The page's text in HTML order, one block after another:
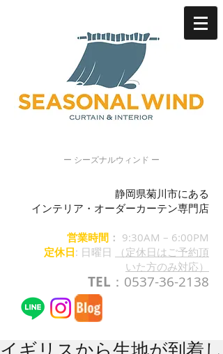
ー シーズナルウィンド ー
静岡県菊川市にある
インテリア・オーダーカーテン専門店
営業時間 ： 9:30AM – 6:00PM
定休日: 日曜日
（定休日はご予約頂
いた方のみ対応）
TEL ：0537-36-2138